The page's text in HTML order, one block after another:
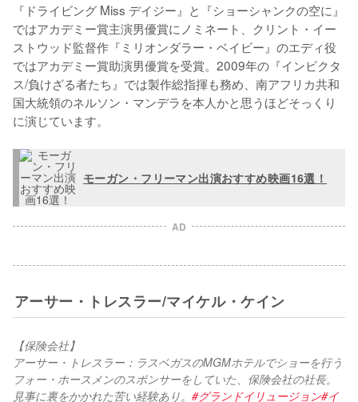
『ドライビング Miss デイジー』と『ショーシャンクの空に』
ではアカデミー賞主演男優賞にノミネート、クリント・イー
ストウッド監督作『ミリオンダラー・ベイビー』のエディ役
ではアカデミー賞助演男優賞を受賞。2009年の『インビクタ
ス/負けざる者たち』では製作総指揮も務め、南アフリカ共和
国大統領のネルソン・マンデラを本人かと思うほどそっくり
に演じています。
モーガン・フリーマン出演おすすめ映画16選！
AD
アーサー・トレスラー/マイケル・ケイン
【保険会社】
アーサー・トレスラー：ラスベガスのMGMホテルでショーを行う
フォー・ホースメンのスポンサーをしていた、保険会社の社長。
見事に裏をかかれた苦い経験あり。 #グランドイリュージョン#イ